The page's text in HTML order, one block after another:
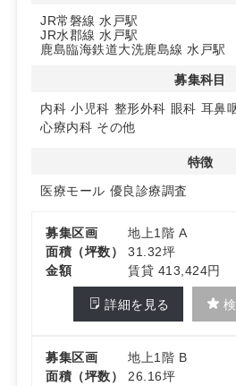
JR常磐線 水戸駅
JR水郡線 水戸駅
鹿島臨海鉄道大洗鹿島線 水戸駅
募集科目
内科 小児科 整形外科 眼科 耳鼻
心療内科 その他
特徴
医療モール 優良診療調査
募集区画
地上1階 A
面積（坪数）
31.32坪
金額
賃貸 413,424円
詳細を見る
募集区画
地上1階 B
面積（坪数）
26.16坪